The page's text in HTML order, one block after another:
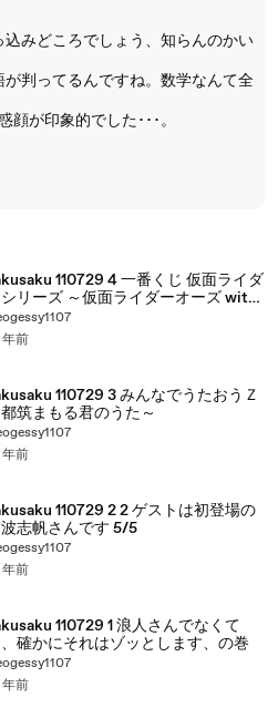
込みどころでしょう、知らんのかい
判ってるんですね。数学なんて全
が印象的でした･･･。
110729 4 一番くじ 仮面ライダ
リーズ ～仮面ライダーオーズ with
編～
年前
110729 3 みんなでうたおうＺ
都筑まもる君のうた～
年前
110729 2 2 ゲストは初登場の
志帆さんです 5/5
年前
110729 1 浪人さんでなくて
確かにそれはゾッとします、の巻
年前